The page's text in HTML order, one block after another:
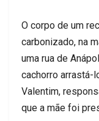
O corpo de um
carbonizado, na
uma rua de
cachorro arrastá-
Valentim,
que a mãe foi